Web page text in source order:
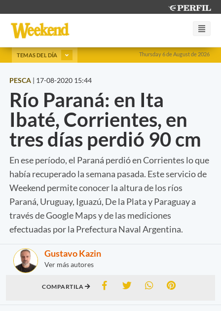
Thursday 6 de August de 2026
TEMAS DEL DÍA
PESCA | 17-08-2020 15:44
Río Paraná: en Ita
Ibaté, Corrientes, en
tres días perdió 90 cm
En ese período, el Paraná perdió en Corrientes lo que
había recuperado la semana pasada. Este servicio de
Weekend permite conocer la altura de los ríos
Paraná, Uruguay, Iguazú, De la Plata y Paraguay a
través de Google Maps y de las mediciones
efectuadas por la Prefectura Naval Argentina.
Gustavo Kazin
Ver más autores
COMPARTILA